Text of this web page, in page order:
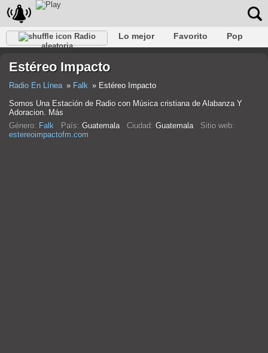
Radio
aleatoria
Lo mejor Favorito
Pop
Rap
Trans Falk
Estéreo Impacto
Radio En Línea Falk
Estéreo Impacto
Somos Una Estación de Radio con Música cristiana de Alabanza Y
Adoracion. Más
Género: Falk País: Guatemala Ciudad: Guatemala Sitio web:
estereoimpactofm.com